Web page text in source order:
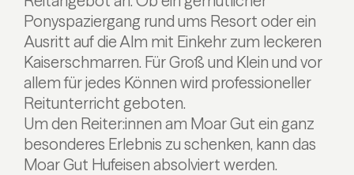
Ponyspaziergang rund ums Resort oder ein
Ausritt auf die Alm mit Einkehr zum leckeren
Kaiserschmarren. Für Groß und Klein und vor
allem für jedes Können wird professioneller
Reitunterricht geboten.
Um den Reiter:innen am Moar Gut ein ganz
besonderes Erlebnis zu schenken, kann das
Moar Gut Hufeisen absolviert werden.